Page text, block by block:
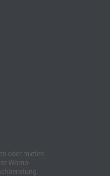
oder mieten
Womo-